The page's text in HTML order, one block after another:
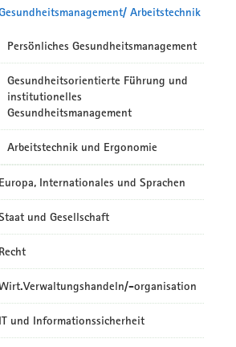
Arbeitstechnik
Persönliches Gesundheitsmanagement
Gesundheitsorientierte Führung und
institutionelles
Gesundheitsmanagement
Arbeitstechnik und Ergonomie
Internationales und Sprachen
und Gesellschaft
organisation
und Informationssicherheit